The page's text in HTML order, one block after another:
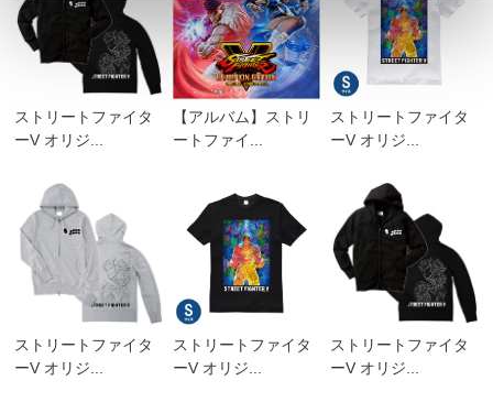
ストリートファイタ
ーV オリジ...
【アルバム】ストリ
ートファイ...
ストリートファイタ
ーV オリジ...
ストリートファイタ
ーV オリジ...
ストリートファイタ
ーV オリジ...
ストリートファイタ
ーV オリジ...